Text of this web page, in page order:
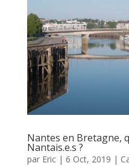
Nantes en Bretagne,
Nantais.e.s ?
par Eric| 6 Oct, 2019 |